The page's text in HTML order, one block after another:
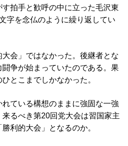
拍手と歓呼の中に立った毛沢東
字を念仏のように繰り返してい
会」ではなかった。後継者とな
争が始まっていたのである。果
とこまでしかなかった。
ている構想のままに強固な一強
るべき第20回党大会は習国家主
利的大会」となるのか。